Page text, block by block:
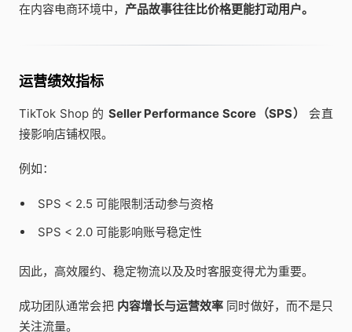
在内容电商环境中， 产品故事往往比价格更能打动用户。
运营绩效指标
TikTok Shop 的 Seller Performance Score（SPS）
会直
接影响店铺权限。
例如：
SPS < 2.5 可能限制活动参与资格
SPS < 2.0 可能影响账号稳定性
因此，高效履约、稳定物流以及及时客服变得尤为重要。
成功团队通常会把 内容增长与运营效率 同时做好，而不是只
关注流量。